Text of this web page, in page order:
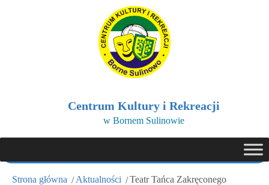
Centrum Kultury i Rekreacji
w Bornem Sulinowie
Strona główna Aktualności Teatr Tańca Zakręconego